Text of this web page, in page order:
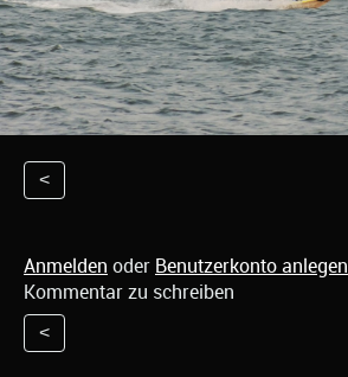
<
Anmelden oder Benutzerkonto anlegen
Kommentar zu schreiben
<